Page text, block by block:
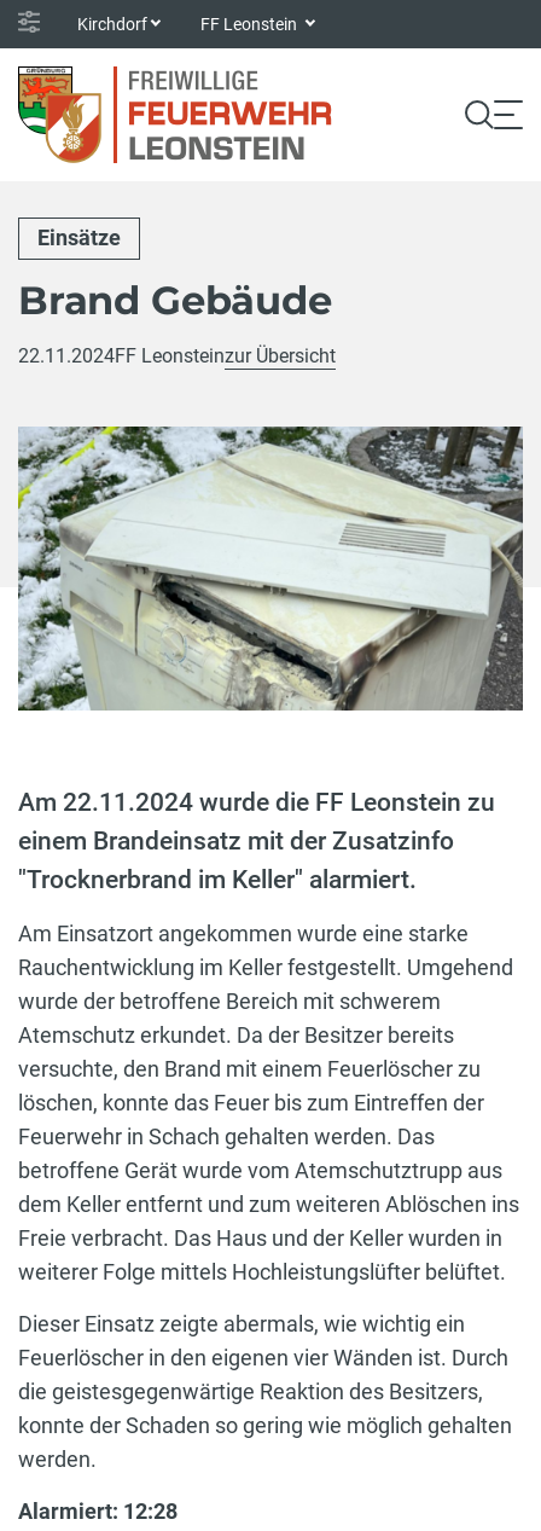
Kirchdorf FF Leonstein
Einsätze
Brand Gebäude
22.11.2024FF Leonsteinzur Übersicht
Am 22.11.2024 wurde die FF Leonstein zu
einem Brandeinsatz mit der Zusatzinfo
"Trocknerbrand im Keller" alarmiert.
Am Einsatzort angekommen wurde eine starke
Rauchentwicklung im Keller festgestellt. Umgehend
wurde der betroffene Bereich mit schwerem
Atemschutz erkundet. Da der Besitzer bereits
versuchte, den Brand mit einem Feuerlöscher zu
löschen, konnte das Feuer bis zum Eintreffen der
Feuerwehr in Schach gehalten werden. Das
betroffene Gerät wurde vom Atemschutztrupp aus
dem Keller entfernt und zum weiteren Ablöschen ins
Freie verbracht. Das Haus und der Keller wurden in
weiterer Folge mittels Hochleistungslüfter belüftet.
Dieser Einsatz zeigte abermals, wie wichtig ein
Feuerlöscher in den eigenen vier Wänden ist. Durch
die geistesgegenwärtige Reaktion des Besitzers,
konnte der Schaden so gering wie möglich gehalten
werden.
Alarmiert: 12:28